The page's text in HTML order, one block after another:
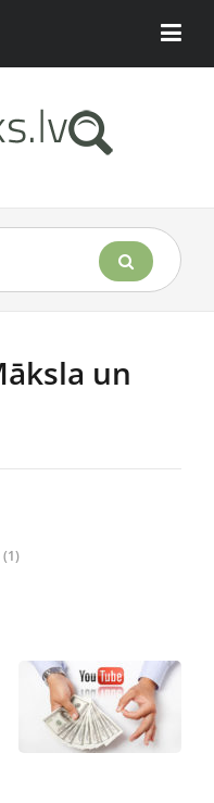
un
(1)